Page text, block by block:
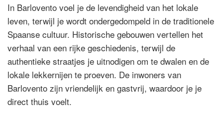
In Barlovento voel je de levendigheid van het lokale
leven, terwijl je wordt ondergedompeld in de traditionele
Spaanse cultuur. Historische gebouwen vertellen het
verhaal van een rijke geschiedenis, terwijl de
authentieke straatjes je uitnodigen om te dwalen en de
lokale lekkernijen te proeven. De inwoners van
Barlovento zijn vriendelijk en gastvrij, waardoor je je
direct thuis voelt.